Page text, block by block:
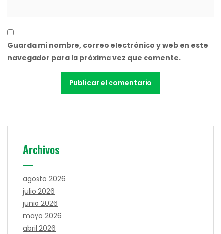
Guarda mi nombre, correo electrónico y web en este
navegador para la próxima vez que comente.
Archivos
agosto 2026
julio 2026
junio 2026
mayo 2026
abril 2026